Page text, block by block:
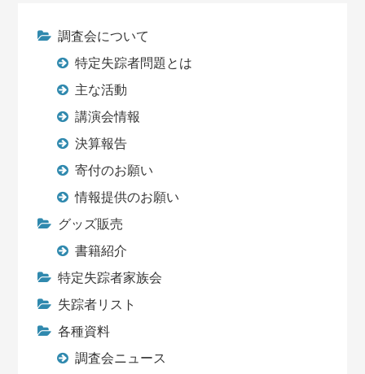
調査会について
特定失踪者問題とは
主な活動
講演会情報
決算報告
寄付のお願い
情報提供のお願い
グッズ販売
書籍紹介
特定失踪者家族会
失踪者リスト
各種資料
調査会ニュース